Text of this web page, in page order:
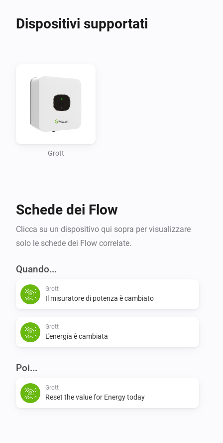
Dispositivi supportati
Grott
Schede dei Flow
Clicca su un dispositivo qui sopra per visualizzare
solo le schede dei Flow correlate.
Quando...
Grott
Il misuratore di potenza è cambiato
Grott
L'energia è cambiata
Poi...
Grott
Reset the value for Energy today